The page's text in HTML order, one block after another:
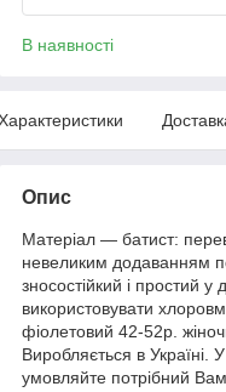
В наявності
Опис
Матеріал — батист:
невеликим додаванням
зносостійкий і простий
використовувати
фіолетовий 42-52р.
Виробляється в Україні.
умовляйте потрібний